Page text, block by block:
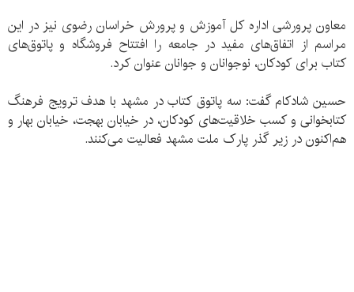
معاون پرورشی اداره کل آموزش و پرورش خراسان رضوی نیز در این
مراسم از اتفاق‌های مفید در جامعه را افتتاح فروشگاه و پاتوق‌های
کتاب برای کودکان، نوجوانان و جوانان عنوان کرد.
حسین شادکام گفت: سه پاتوق کتاب در مشهد با هدف ترویج فرهنگ
کتابخوانی و کسب خلاقیت‌های کودکان، در خیابان بهجت، خیابان بهار و
هم‌اکنون در زیر گذر پارک ملت مشهد فعالیت می‌کنند.